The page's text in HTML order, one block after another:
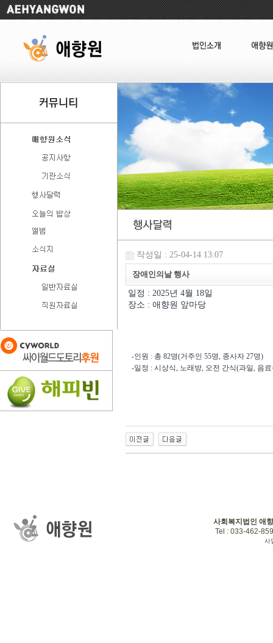
작성일 : 25-04-14 13:07
장애인의날 행사
일정 : 2025년 4월 18일
장소 : 애향원 앞마당
-인원 : 총 82명(거주인 55명, 종사자 27명)
-일정 : 시상식, 노래방, 오전 간식(과일, 음
사회복지법인 애
Tel : 033-462-
사